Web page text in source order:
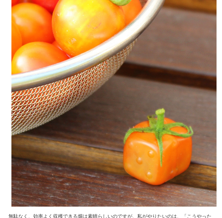
無駄なく、効率よく収穫できる畑は素晴らしいのですが、私がやりたいのは、「こうやった